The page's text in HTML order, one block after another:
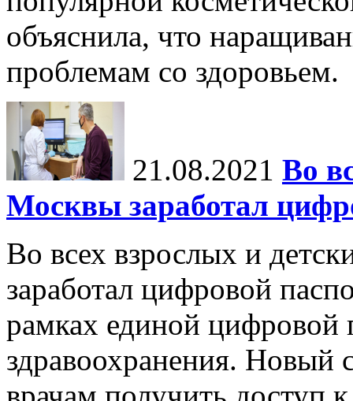
объяснила, что
проблемам со здоровьем.
21.08.2021 Во
Москвы заработал
Во всех взрослых и
заработал цифровой
рамках единой цифровой
здравоохранения. Новый